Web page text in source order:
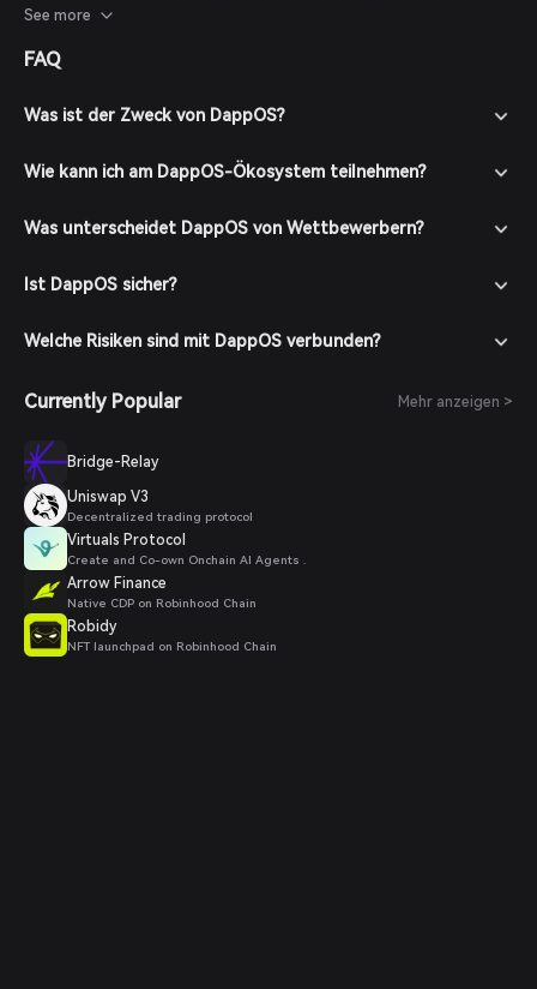
Ökosystem den Preis. Investoren sollten gründliche
berücksichtigen, bevor sie Investitionsentscheidungen
See more
FAQ
Was ist der Zweck von DappOS?
Wie kann ich am DappOS-Ökosystem teilnehmen?
Was unterscheidet DappOS von Wettbewerbern?
Ist DappOS sicher?
Welche Risiken sind mit DappOS verbunden?
Currently Popular Mehr anzeigen >
Bridge-Relay
Uniswap V3
Decentralized trading protocol
Virtuals Protocol
Create and Co-own Onchain AI Agents .
Arrow Finance
Native CDP on Robinhood Chain
Robidy
NFT launchpad on Robinhood Chain